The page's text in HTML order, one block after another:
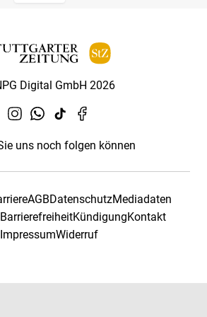
Digital GmbH 2026
uns noch folgen können
AGBDatenschutzMediadaten
KündigungKontakt
ImpressumWiderruf